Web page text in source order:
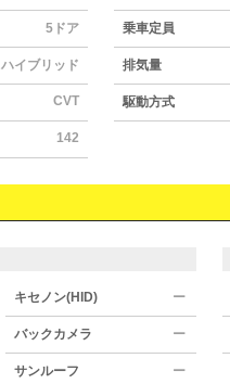
5ドア 乗車定員
ハイブリッド 排気量
CVT 駆動方式
142
キセノン(HID) ー
バックカメラ ー
サンルーフ ー